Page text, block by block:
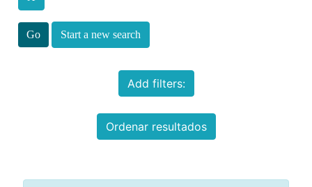
Start a new search
Add filters:
Ordenar resultados